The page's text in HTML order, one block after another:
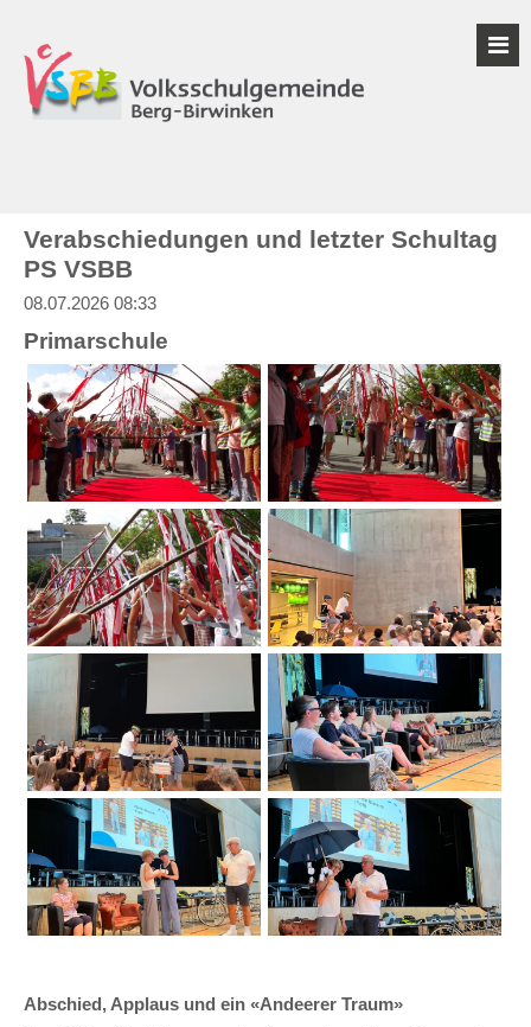
Verabschiedungen und letzter Schultag
PS VSBB
08.07.2026 08:33
Primarschule
Abschied, Applaus und ein «Andeerer Traum»